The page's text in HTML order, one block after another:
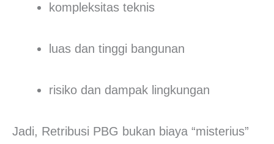
kompleksitas teknis
luas dan tinggi bangunan
risiko dan dampak lingkungan
Jadi, Retribusi PBG bukan biaya “misterius”